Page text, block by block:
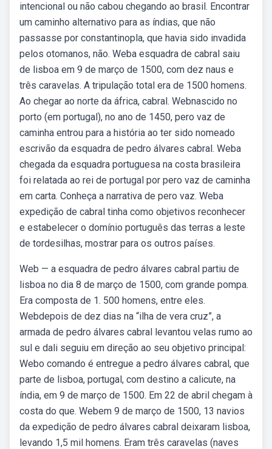
intencional ou não cabou chegando ao brasil. Encontrar
um caminho alternativo para as índias, que não
passasse por constantinopla, que havia sido invadida
pelos otomanos, não. Weba esquadra de cabral saiu
de lisboa em 9 de março de 1500, com dez naus e
três caravelas. A tripulação total era de 1500 homens.
Ao chegar ao norte da áfrica, cabral. Webnascido no
porto (em portugal), no ano de 1450, pero vaz de
caminha entrou para a história ao ter sido nomeado
escrivão da esquadra de pedro álvares cabral. Weba
chegada da esquadra portuguesa na costa brasileira
foi relatada ao rei de portugal por pero vaz de caminha
em carta. Conheça a narrativa de pero vaz. Weba
expedição de cabral tinha como objetivos reconhecer
e estabelecer o domínio português das terras a leste
de tordesilhas, mostrar para os outros países.
Web — a esquadra de pedro álvares cabral partiu de
lisboa no dia 8 de março de 1500, com grande pompa.
Era composta de 1. 500 homens, entre eles.
Webdepois de dez dias na “ilha de vera cruz”, a
armada de pedro álvares cabral levantou velas rumo ao
sul e dali seguiu em direção ao seu objetivo principal:
Webo comando é entregue a pedro álvares cabral, que
parte de lisboa, portugal, com destino a calicute, na
índia, em 9 de março de 1500. Em 22 de abril chegam à
costa do que. Webem 9 de março de 1500, 13 navios
da expedição de pedro álvares cabral deixaram lisboa,
levando 1,5 mil homens. Eram três caravelas (naves